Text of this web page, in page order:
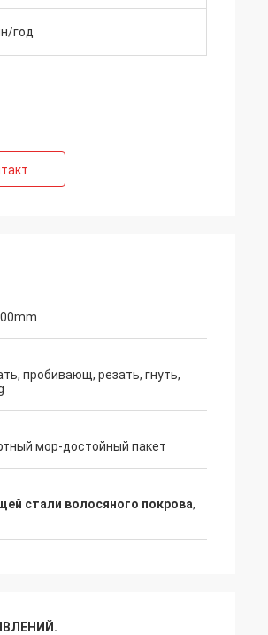
год
пробивающ, резать, гнуть,
мор-достойный пакет
стали волосяного покрова,